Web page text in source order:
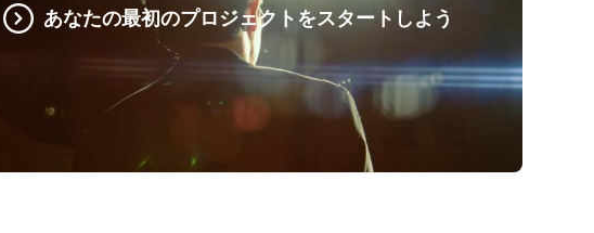
あなたの最初のプロジェクトをスタートしよう